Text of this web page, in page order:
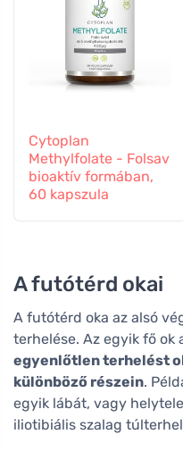
Cytoplan
Methylfolate - Folsav
bioaktív formában,
60 kapszula
A futótérd okai
A futótérd oka az alsó
terhelése. Az egyik fő ok
egyenlőtlen terhelést
különböző részein.
egyik lábát, vagy
iliotibiális szalag